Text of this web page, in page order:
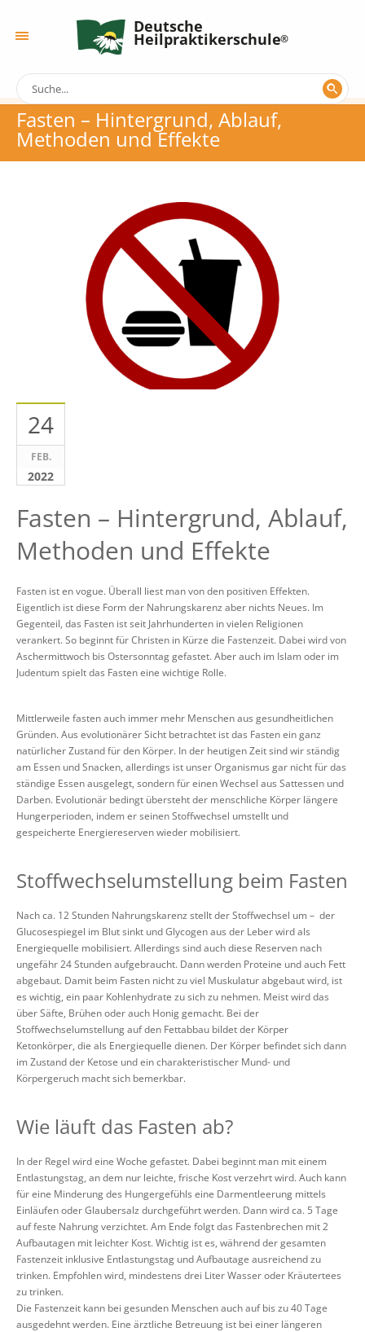
Deutsche
Heilpraktikerschule
Fasten – Hintergrund, Ablauf,
Methoden und Effekte
24
FEB.
2022
Fasten – Hintergrund, Ablauf,
Methoden und Effekte
Fasten ist en vogue. Überall liest man von den positiven Effekten.
Eigentlich ist diese Form der Nahrungskarenz aber nichts Neues. Im
Gegenteil, das Fasten ist seit Jahrhunderten in vielen Religionen
verankert. So beginnt für Christen in Kürze die Fastenzeit. Dabei wird von
Aschermittwoch bis Ostersonntag gefastet. Aber auch im Islam oder im
Judentum spielt das Fasten eine wichtige Rolle.
Mittlerweile fasten auch immer mehr Menschen aus gesundheitlichen
Gründen. Aus evolutionärer Sicht betrachtet ist das Fasten ein ganz
natürlicher Zustand für den Körper. In der heutigen Zeit sind wir ständig
am Essen und Snacken, allerdings ist unser Organismus gar nicht für das
ständige Essen ausgelegt, sondern für einen Wechsel aus Sattessen und
Darben. Evolutionär bedingt übersteht der menschliche Körper längere
Hungerperioden, indem er seinen Stoffwechsel umstellt und
gespeicherte Energiereserven wieder mobilisiert.
Stoffwechselumstellung beim Fasten
Nach ca. 12 Stunden Nahrungskarenz stellt der Stoffwechsel um – der
Glucosespiegel im Blut sinkt und Glycogen aus der Leber wird als
Energiequelle mobilisiert. Allerdings sind auch diese Reserven nach
ungefähr 24 Stunden aufgebraucht. Dann werden Proteine und auch Fett
abgebaut. Damit beim Fasten nicht zu viel Muskulatur abgebaut wird, ist
es wichtig, ein paar Kohlenhydrate zu sich zu nehmen. Meist wird das
über Säfte, Brühen oder auch Honig gemacht. Bei der
Stoffwechselumstellung auf den Fettabbau bildet der Körper
Ketonkörper, die als Energiequelle dienen. Der Körper befindet sich dann
im Zustand der Ketose und ein charakteristischer Mund- und
Körpergeruch macht sich bemerkbar.
Wie läuft das Fasten ab?
In der Regel wird eine Woche gefastet. Dabei beginnt man mit einem
Entlastungstag, an dem nur leichte, frische Kost verzehrt wird. Auch kann
für eine Minderung des Hungergefühls eine Darmentleerung mittels
Einläufen oder Glaubersalz durchgeführt werden. Dann wird ca. 5 Tage
auf feste Nahrung verzichtet. Am Ende folgt das Fastenbrechen mit 2
Aufbautagen mit leichter Kost. Wichtig ist es, während der gesamten
Fastenzeit inklusive Entlastungstag und Aufbautage ausreichend zu
trinken. Empfohlen wird, mindestens drei Liter Wasser oder Kräutertees
zu trinken.
Die Fastenzeit kann bei gesunden Menschen auch auf bis zu 40 Tage
ausgedehnt werden. Eine ärztliche Betreuung ist bei einer längeren